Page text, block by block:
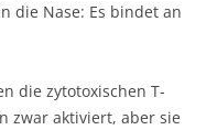
die Nase: Es bindet an
die zytotoxischen T-
zwar aktiviert, aber sie